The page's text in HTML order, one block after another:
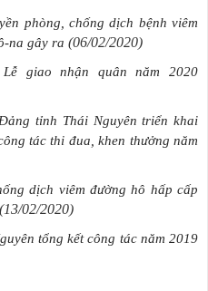
phòng, chống dịch bệnh viêm
na gây ra (06/02/2020)
giao nhận quân năm 2020
tỉnh Thái Nguyên triển khai
tác thi đua, khen thưởng năm
dịch viêm đường hô hấp cấp
(13/02/2020)
tổng kết công tác năm 2019